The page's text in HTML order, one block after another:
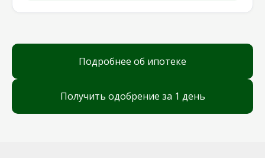
Подробнее об ипотеке
Получить одобрение за 1 день